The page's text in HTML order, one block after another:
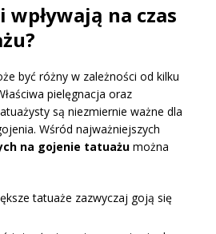
wpływają na czas
być różny w zależności od kilku
pielęgnacja oraz
są niezmiernie ważne dla
Wśród najważniejszych
na gojenie tatuażu można
tatuaże zazwyczaj goją się